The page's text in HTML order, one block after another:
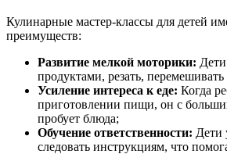
Кулинарные мастер-классы для детей
преимуществ:
Развитие мелкой моторики: Дети
продуктами, резать, перемешивать
Усиление интереса к еде: Когда
приготовлении пищи, он с
пробует блюда;
Обучение ответственности: Дети
следовать инструкциям, что